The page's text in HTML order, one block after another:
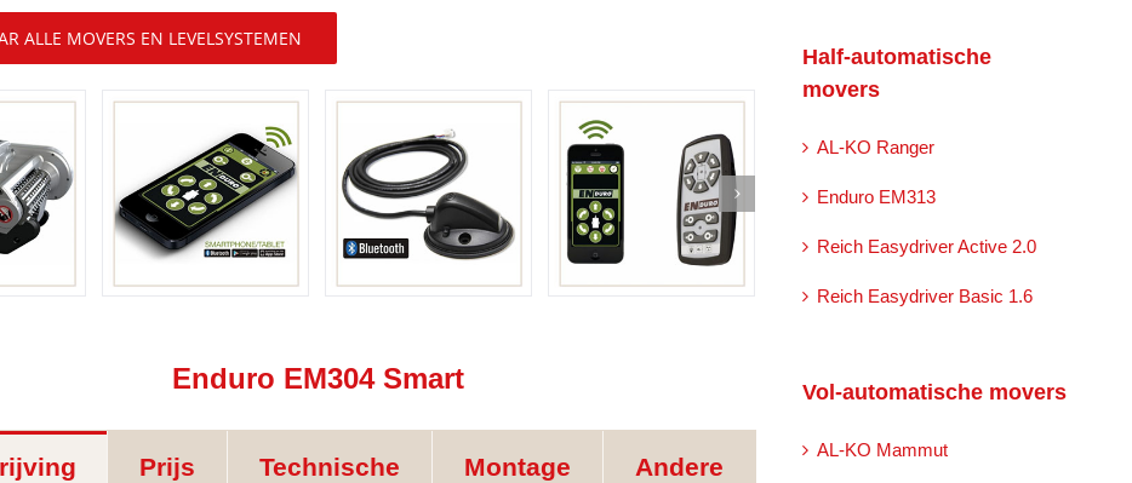
ALLE MOVERS EN LEVELSYSTEMEN
Enduro EM304 Smart
Prijs
Technische
Montage
Andere
Half-automatische
movers
AL-KO Ranger
Enduro EM313
Reich Easydriver Active 2.0
Reich Easydriver Basic 1.6
Vol-automatische movers
AL-KO Mammut